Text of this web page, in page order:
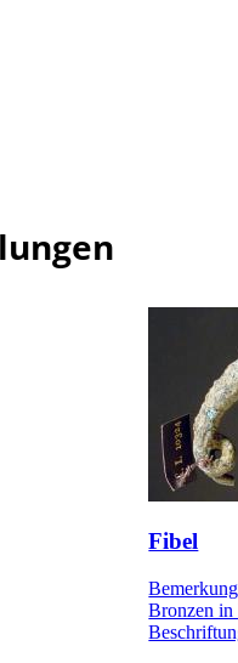
Fibel
Bronzen